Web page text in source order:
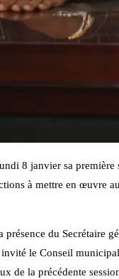
8 janvier sa
à mettre en œuvre
du Secrétaire
le Conseil
de la précédente